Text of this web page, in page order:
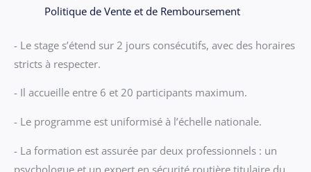
SAMEdi
27
JUIN
Politique de Vente et de Remboursement
- Le stage s’étend sur 2 jours consécutifs, avec des horaires
stricts à respecter.
- Il accueille entre 6 et 20 participants maximum.
- Le programme est uniformisé à l’échelle nationale.
- La formation est assurée par deux professionnels : un
psychologue et un expert en sécurité routière titulaire du